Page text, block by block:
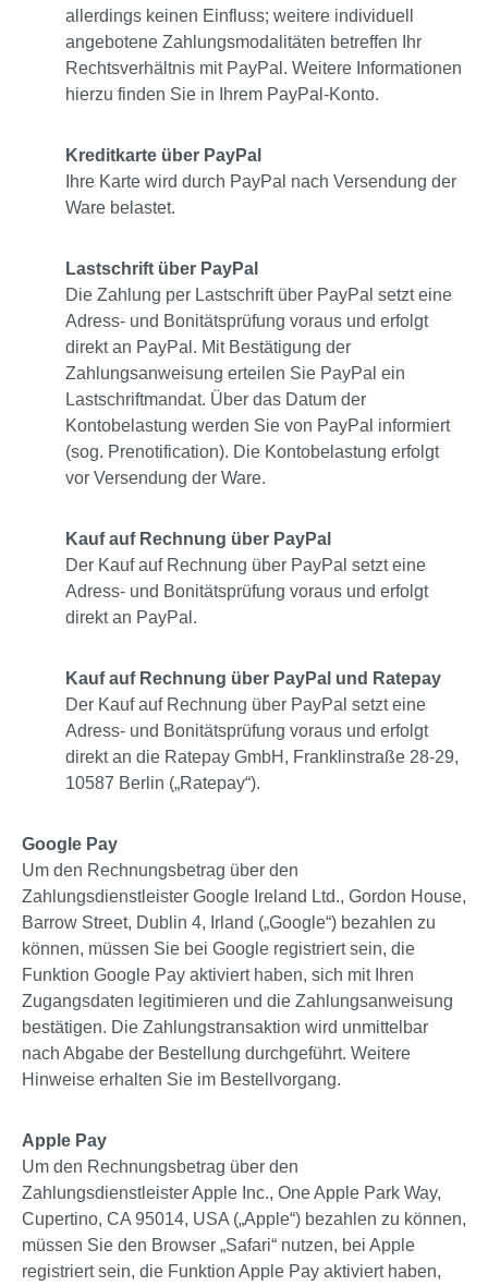
allerdings keinen Einfluss; weitere individuell
angebotene Zahlungsmodalitäten betreffen Ihr
Rechtsverhältnis mit PayPal. Weitere Informationen
hierzu finden Sie in Ihrem PayPal-Konto.
Kreditkarte über PayPal
Ihre Karte wird durch PayPal nach Versendung der
Ware belastet.
Lastschrift über PayPal
Die Zahlung per Lastschrift über PayPal setzt eine
Adress- und Bonitätsprüfung voraus und erfolgt
direkt an PayPal. Mit Bestätigung der
Zahlungsanweisung erteilen Sie PayPal ein
Lastschriftmandat. Über das Datum der
Kontobelastung werden Sie von PayPal informiert
(sog. Prenotification). Die Kontobelastung erfolgt
vor Versendung der Ware.
Kauf auf Rechnung über PayPal
Der Kauf auf Rechnung über PayPal setzt eine
Adress- und Bonitätsprüfung voraus und erfolgt
direkt an PayPal.
Kauf auf Rechnung über PayPal und Ratepay
Der Kauf auf Rechnung über PayPal setzt eine
Adress- und Bonitätsprüfung voraus und erfolgt
direkt an die Ratepay GmbH, Franklinstraße 28-29,
10587 Berlin („Ratepay“).
Google Pay
Um den Rechnungsbetrag über den
Zahlungsdienstleister Google Ireland Ltd., Gordon House,
Barrow Street, Dublin 4, Irland („Google“) bezahlen zu
können, müssen Sie bei Google registriert sein, die
Funktion Google Pay aktiviert haben, sich mit Ihren
Zugangsdaten legitimieren und die Zahlungsanweisung
bestätigen. Die Zahlungstransaktion wird unmittelbar
nach Abgabe der Bestellung durchgeführt. Weitere
Hinweise erhalten Sie im Bestellvorgang.
Apple Pay
Um den Rechnungsbetrag über den
Zahlungsdienstleister Apple Inc., One Apple Park Way,
Cupertino, CA 95014, USA („Apple“) bezahlen zu können,
müssen Sie den Browser „Safari“ nutzen, bei Apple
registriert sein, die Funktion Apple Pay aktiviert haben,